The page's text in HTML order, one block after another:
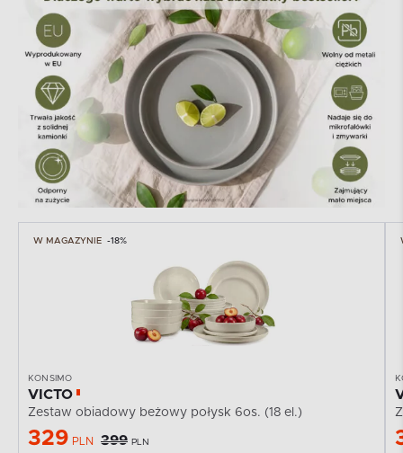
W MAGAZYNIE -18%
KONSIMO
VICTO
Zestaw obiadowy beżowy połysk 6os. (18 el.)
329 PLN 399 PLN